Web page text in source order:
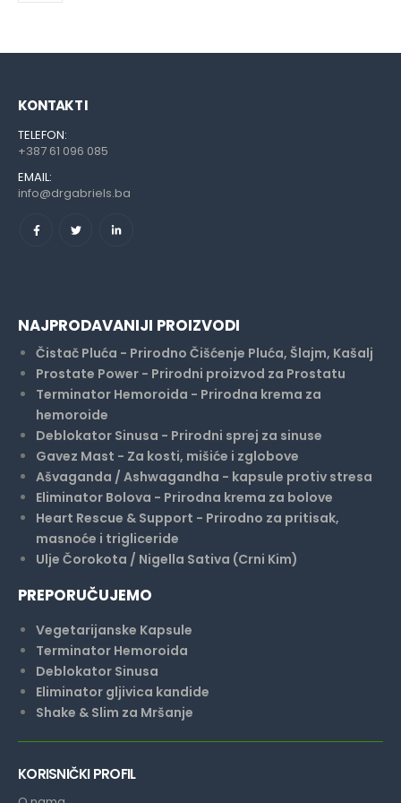
KONTAKT I
TELEFON:
+387 61 096 085
EMAIL:
info@drgabriels.ba
NAJPRODAVANIJI PROIZVODI
Čistač Pluća - Prirodno Čišćenje Pluća, Šlajm, Kašalj
Prostate Power - Prirodni proizvod za Prostatu
Terminator Hemoroida - Prirodna krema za
hemoroide
Deblokator Sinusa - Prirodni sprej za sinuse
Gavez Mast - Za kosti, mišiće i zglobove
Ašvaganda / Ashwagandha - kapsule protiv stresa
Eliminator Bolova - Prirodna krema za bolove
Heart Rescue & Support - Prirodno za pritisak,
masnoće i trigliceride
Ulje Čorokota / Nigella Sativa (Crni Kim)
PREPORUČUJEMO
Vegetarijanske Kapsule
Terminator Hemoroida
Deblokator Sinusa
Eliminator gljivica kandide
Shake & Slim za Mršanje
KORISNIČKI PROFIL